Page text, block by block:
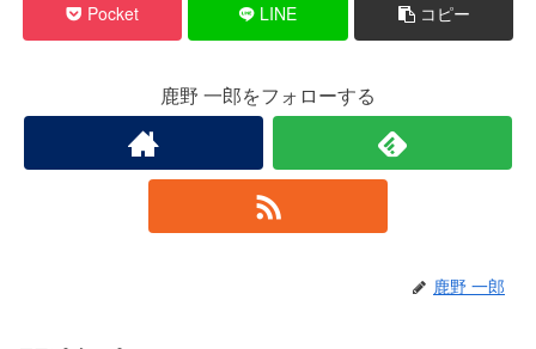
Pocket LINE コピー
鹿野 一郎をフォローする
鹿野 一郎